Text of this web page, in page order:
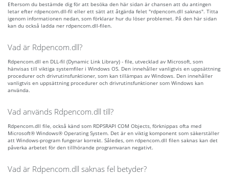
Eftersom du bestämde dig för att besöka den här sidan är chansen att du antingen
letar efter rdpencom.dll-fil eller ett sätt att åtgärda felet "rdpencom.dll saknas". Titta
igenom informationen nedan, som förklarar hur du löser problemet. På den här sidan
kan du också ladda ner rdpencom.dll-filen.
Vad är Rdpencom.dll?
Rdpencom.dll en DLL-fil (Dynamic Link Library) - file, utvecklad av Microsoft, som
hänvisas till viktiga systemfiler i Windows OS. Den innehåller vanligtvis en uppsättning
procedurer och drivrutinsfunktioner, som kan tillämpas av Windows. Den innehåller
vanligtvis en uppsättning procedurer och drivrutinsfunktioner som Windows kan
använda.
Vad används Rdpencom.dll till?
Rdpencom.dll file, också känd som RDPSRAPI COM Objects, förknippas ofta med
Microsoft® Windows® Operating System. Det är en viktig komponent som säkerställer
att Windows-program fungerar korrekt. Således, om rdpencom.dll filen saknas kan det
påverka arbetet för den tillhörande programvaran negativt.
Vad är Rdpencom.dll saknas fel betyder?